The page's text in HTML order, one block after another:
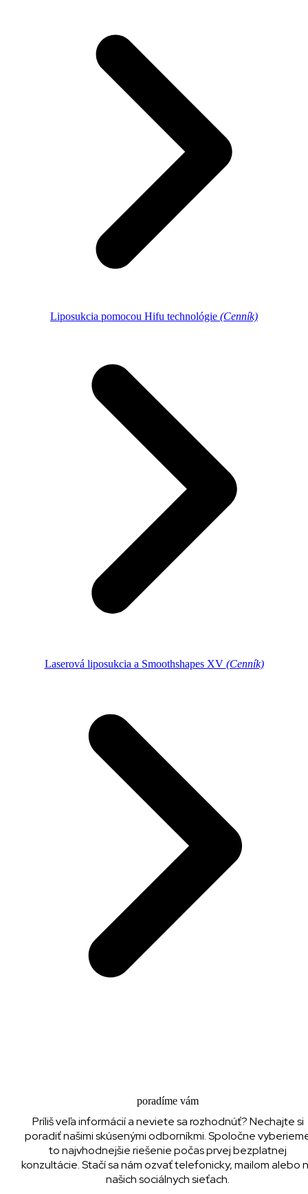
Liposukcia pomocou Hifu technológie (Cenník)
Laserová liposukcia a Smoothshapes XV (Cenník)
poradíme vám
Príliš veľa informácií a neviete sa rozhodnúť? Nechajte si
poradiť našimi skúsenými odborníkmi. Spoločne
to najvhodnejšie riešenie počas prvej bezplatnej
konzultácie. Stačí sa nám ozvať telefonicky, mailom alebo
našich sociálnych sieťach.